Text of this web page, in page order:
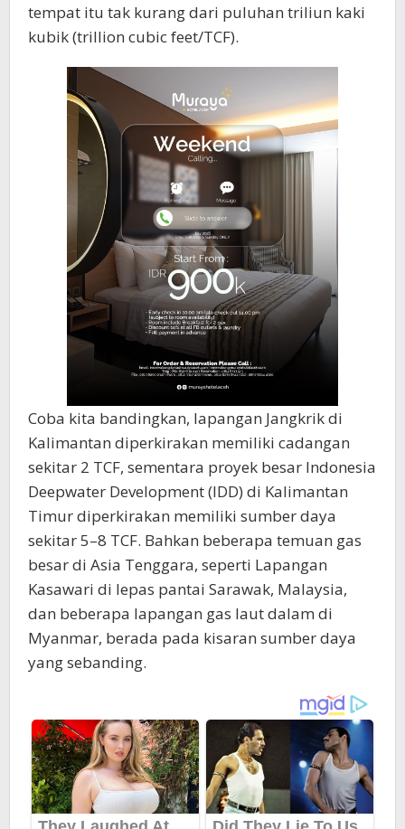
tempat itu tak kurang dari puluhan triliun kaki
kubik (trillion cubic feet/TCF).
Coba kita bandingkan, lapangan Jangkrik di
Kalimantan diperkirakan memiliki cadangan
sekitar 2 TCF, sementara proyek besar Indonesia
Deepwater Development (IDD) di Kalimantan
Timur diperkirakan memiliki sumber daya
sekitar 5–8 TCF. Bahkan beberapa temuan gas
besar di Asia Tenggara, seperti Lapangan
Kasawari di lepas pantai Sarawak, Malaysia,
dan beberapa lapangan gas laut dalam di
Myanmar, berada pada kisaran sumber daya
yang sebanding.